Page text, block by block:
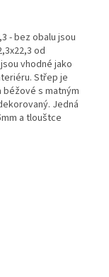
- bez obalu jsou
od
vhodné jako
Střep je
béžové s matným
Jedná
a tlouštce